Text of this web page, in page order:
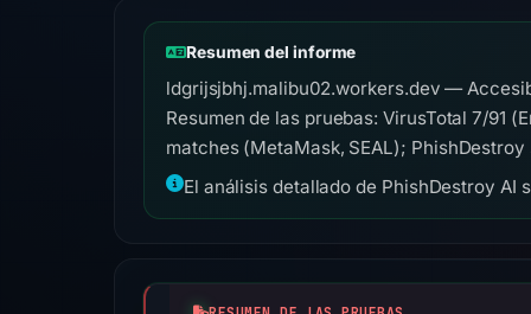
Resumen del informe
ldgrijsjbhj.malibu02.workers.dev —
Resumen de las pruebas: VirusTotal 7/91
matches (MetaMask, SEAL);
El análisis detallado de PhishDestroy